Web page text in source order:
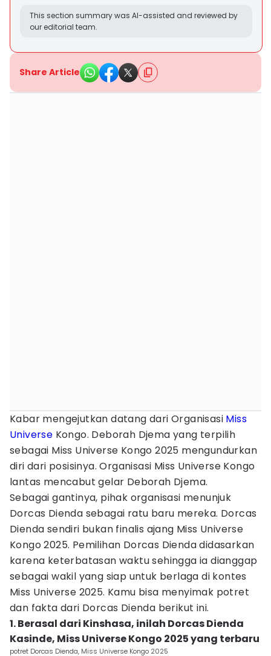
This section summary was AI-assisted and reviewed by
our editorial team.
Share Article
Kabar mengejutkan datang dari Organisasi Miss
Universe Kongo. Deborah Djema yang terpilih
sebagai Miss Universe Kongo 2025 mengundurkan
diri dari posisinya. Organisasi Miss Universe Kongo
lantas mencabut gelar Deborah Djema.
Sebagai gantinya, pihak organisasi menunjuk
Dorcas Dienda sebagai ratu baru mereka. Dorcas
Dienda sendiri bukan finalis ajang Miss Universe
Kongo 2025. Pemilihan Dorcas Dienda didasarkan
karena keterbatasan waktu sehingga ia dianggap
sebagai wakil yang siap untuk berlaga di kontes
Miss Universe 2025. Kamu bisa menyimak potret
dan fakta dari Dorcas Dienda berikut ini.
1. Berasal dari Kinshasa, inilah Dorcas Dienda
Kasinde, Miss Universe Kongo 2025 yang terbaru
potret Dorcas Dienda, Miss Universe Kongo 2025